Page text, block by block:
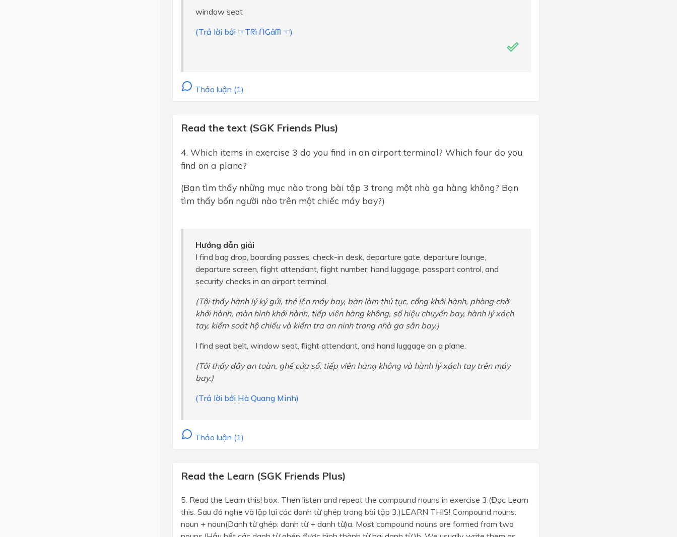
window seat
(Trả lời bởi ☞Tᖇì ᑎGâᗰ ☜)
Thảo luận (1)
Read the text (SGK Friends Plus)
4. Which items in exercise 3 do you find in an airport terminal? Which four do you
find on a plane?
(Bạn tìm thấy những mục nào trong bài tập 3 trong một nhà ga hàng không? Bạn
tìm thấy bốn người nào trên một chiếc máy bay?)
Hướng dẫn giải
I find bag drop, boarding passes, check-in desk, departure gate, departure lounge,
departure screen, flight attendant, flight number, hand luggage, passport control, and
security checks in an airport terminal.
(Tôi thấy hành lý ký gửi, thẻ lên máy bay, bàn làm thủ tục, cổng khởi hành, phòng chờ
khởi hành, màn hình khởi hành, tiếp viên hàng không, số hiệu chuyến bay, hành lý xách
tay, kiểm soát hộ chiếu và kiểm tra an ninh trong nhà ga sân bay.)
I find seat belt, window seat, flight attendant, and hand luggage on a plane.
(Tôi thấy dây an toàn, ghế cửa sổ, tiếp viên hàng không và hành lý xách tay trên máy
bay.)
(Trả lời bởi Hà Quang Minh)
Thảo luận (1)
Read the Learn (SGK Friends Plus)
5. Read the Learn this! box. Then listen and repeat the compound nouns in exercise 3.(Đọc Learn
this. Sau đó nghe và lặp lại các danh từ ghép trong bài tập 3.)LEARN THIS! Compound nouns:
noun + noun(Danh từ ghép: danh từ + danh từ)a. Most compound nouns are formed from two